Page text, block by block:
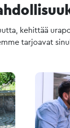
kehittää
tarjoavat